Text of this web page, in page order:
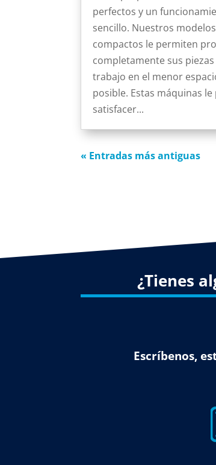
perfectos y un
sencillo. Nuestros
compactos le permiten
completamente sus
trabajo en el menor
posible. Estas máquinas
satisfacer...
« Entradas más antiguas
¿Tienes
Escríbenos,